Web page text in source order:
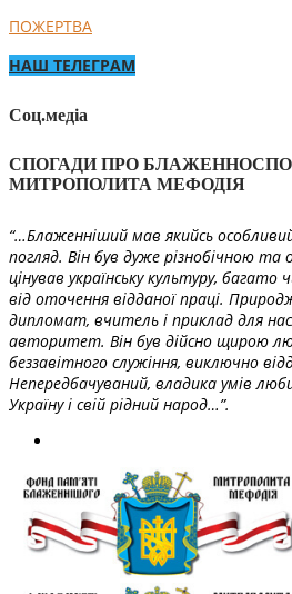
ПОЖЕРТВА
НАШ ТЕЛЕГРАМ
Соц.медіа
СПОГАДИ ПРО
МИТРОПОЛИТА МЕФОДІЯ
“…Блаженніший мав якийсь
погляд. Він був дуже різнобічною
цінував українську культуру,
від оточення відданої праці.
дипломат, вчитель і приклад для
авторитет. Він був дійсно щирою
беззавітного служіння, виключно
Непередбачуваний, владика умів
Україну і свій рідний народ…”.